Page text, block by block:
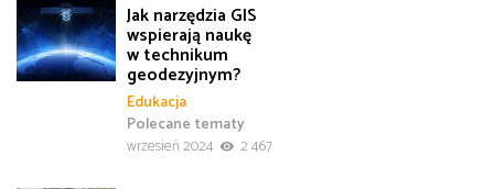
Jak narzędzia GIS
wspierają naukę
w technikum
geodezyjnym?
Edukacja
Polecane tematy
wrzesień 2024
2 467